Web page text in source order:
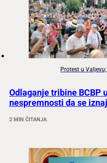
Protest u
Odlaganje tribine BCBP
nespremnosti da se
2 MIN ČITANJA